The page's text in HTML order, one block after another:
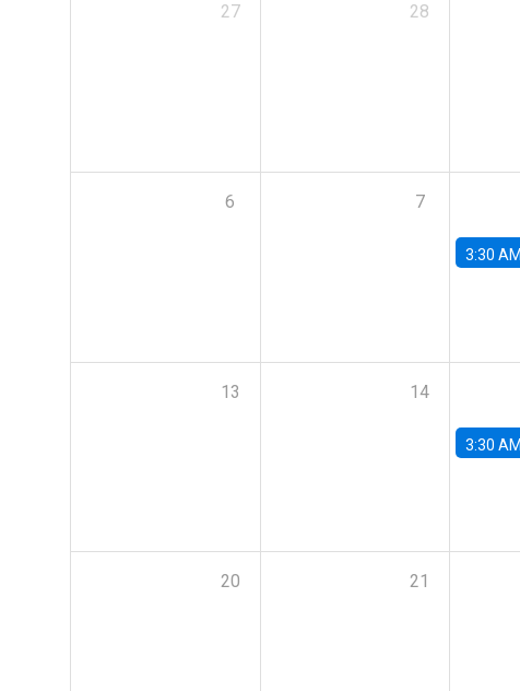
27 28
6 7
3:30
13 14
3:30
20 21